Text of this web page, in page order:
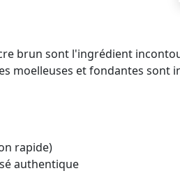
brun sont l'ingrédient
moelleuses et fondantes
rapide)
authentique